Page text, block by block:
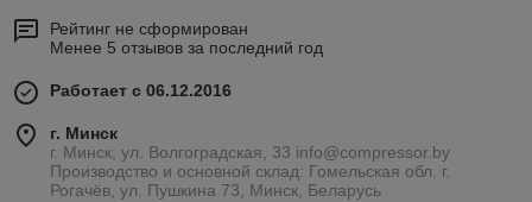
Рейтинг не сформирован
Менее 5 отзывов за последний год
Работает с 06.12.2016
г. Минск
г. Минск, ул. Волгоградская, 33 info@compressor.by
Производство и основной склад: Гомельская обл. г.
Рогачёв, ул. Пушкина 73, Минск, Беларусь